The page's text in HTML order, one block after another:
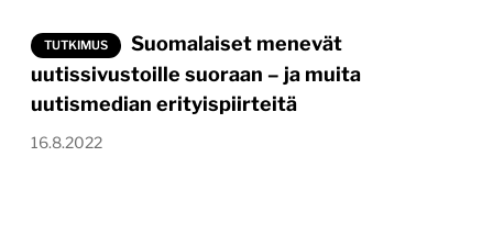
TUTKIMUS
Suomalaiset menevät
uutissivustoille suoraan – ja muita
uutismedian erityispiirteitä
16.8.2022